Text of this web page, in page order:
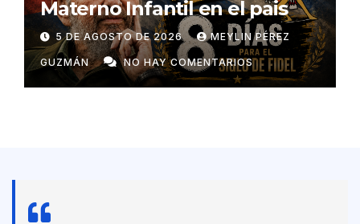
Materno Infantil en el pais
5 DE AGOSTO DE 2026 MEYLIN PÉREZ
GUZMÁN NO HAY COMENTARIOS